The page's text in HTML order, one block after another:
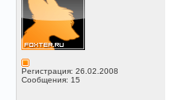
Регистрация: 26.02.2008
Сообщения: 15